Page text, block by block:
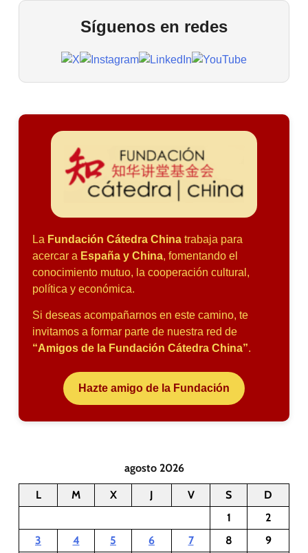
Síguenos en redes
La Fundación Cátedra China trabaja para
acercar a España y China, fomentando el
conocimiento mutuo, la cooperación cultural,
política y económica.
Si deseas acompañarnos en este camino, te
invitamos a formar parte de nuestra red de
“Amigos de la Fundación Cátedra China”.
Hazte amigo de la Fundación
agosto 2026
L M X J V S
D
1
2
3
4 5 6 7 8
9